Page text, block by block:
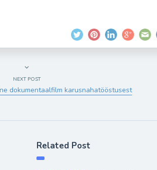
NEXT POST
dokumentaalfilm karusnahatööstusest
Related Post